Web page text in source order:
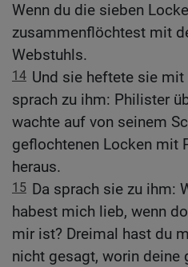
Wenn du die sieben
zusammenflöchtest mit
Webstuhls.
14 Und sie heftete sie
sprach zu ihm: Philister
wachte auf von seinem
geflochtenen Locken mit
heraus.
15 Da sprach sie zu ihm:
habest mich lieb, wenn
mir ist? Dreimal hast du
nicht gesagt, worin deine